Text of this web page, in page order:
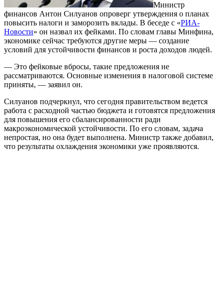
Министр
финансов Антон Силуанов опроверг утверждения о планах
повысить налоги и заморозить вклады. В беседе с «РИА-
Новости» он назвал их фейками. По словам главы Минфина,
экономике сейчас требуются другие меры — создание
условий для устойчивости финансов и роста доходов людей.
— Это фейковые вбросы, такие предложения не
рассматриваются. Основные изменения в налоговой системе
приняты, — заявил он.
Силуанов подчеркнул, что сегодня правительством ведется
работа с расходной частью бюджета и готовятся предложения
для повышения его сбалансированности ради
макроэкономической устойчивости. По его словам, задача
непростая, но она будет выполнена. Министр также добавил,
что результаты охлаждения экономики уже проявляются.